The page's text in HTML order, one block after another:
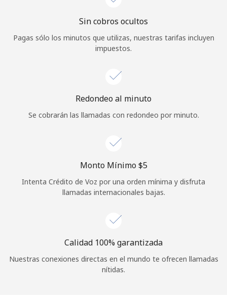
Iniciar Sesión
Continuar con
Sin cobros ocultos
Pagas sólo los minutos que utilizas, nuestras tarifas incluyen
impuestos.
Redondeo al minuto
Se cobrarán las llamadas con redondeo por minuto.
Monto Mínimo ⁦$5⁩
Intenta Crédito de Voz por una orden mínima y disfruta
llamadas internacionales bajas.
Calidad 100% garantizada
Nuestras conexiones directas en el mundo te ofrecen llamadas
nítidas.